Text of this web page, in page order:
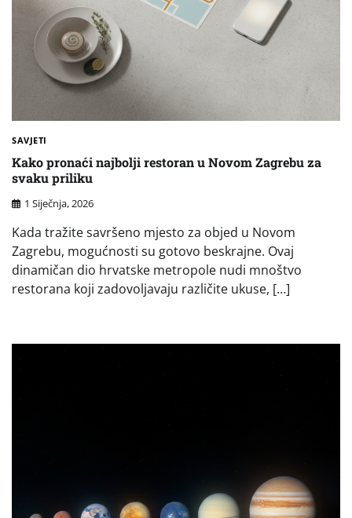
SAVJETI
Kako pronaći najbolji restoran u Novom Zagrebu za
svaku priliku
1 Siječnja, 2026
Kada tražite savršeno mjesto za objed u Novom
Zagrebu, mogućnosti su gotovo beskrajne. Ovaj
dinamičan dio hrvatske metropole nudi mnoštvo
restorana koji zadovoljavaju različite ukuse, […]